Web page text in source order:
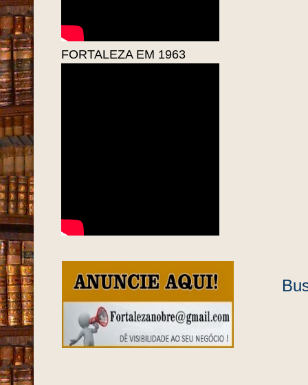
FORTALEZA EM 1963